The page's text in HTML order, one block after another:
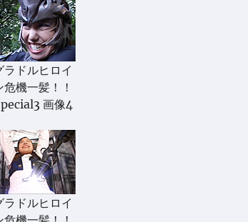
ラドルヒロイ
危機一髪！！
画像4
ラドルヒロイ